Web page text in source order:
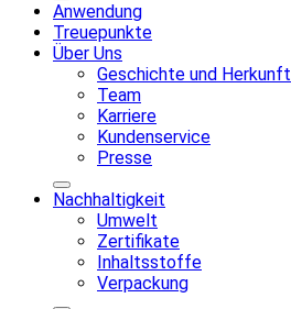
Anwendung
Treuepunkte
Über Uns
Geschichte und Herkunft
Team
Karriere
Kundenservice
Presse
Nachhaltigkeit
Umwelt
Zertifikate
Inhaltsstoffe
Verpackung